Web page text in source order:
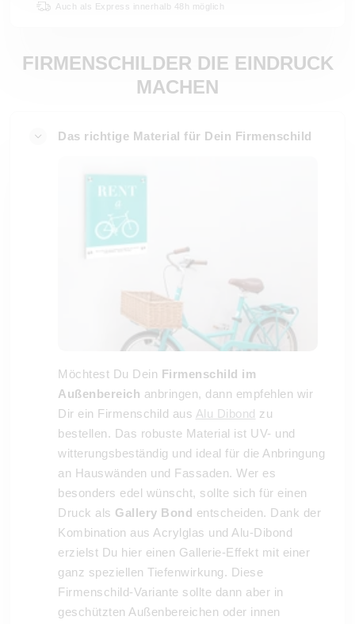
Auch als Express innerhalb 48h möglich
FIRMENSCHILDER DIE EINDRUCK
MACHEN
Das richtige Material für Dein Firmenschild
Möchtest Du Dein Firmenschild im
Außenbereich anbringen, dann empfehlen wir
Dir ein Firmenschild aus Alu Dibond zu
bestellen. Das robuste Material ist UV- und
witterungsbeständig und ideal für die Anbringung
an Hauswänden und Fassaden. Wer es
besonders edel wünscht, sollte sich für einen
Druck als Gallery Bond entscheiden. Dank der
Kombination aus Acrylglas und Alu-Dibond
erzielst Du hier einen Gallerie-Effekt mit einer
ganz speziellen Tiefenwirkung. Diese
Firmenschild-Variante sollte dann aber in
geschützten Außenbereichen oder innen